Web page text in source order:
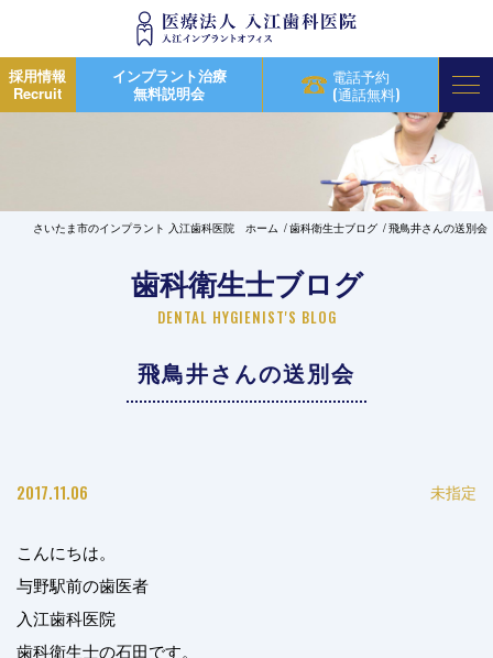
採用情報
Recruit
インプラント治療
無料説明会
電話予約
(通話無料)
さいたま市のインプラント 入江歯科医院 ホーム 歯科衛生士ブログ 飛鳥井さんの送別会
歯科衛生士ブログ
DENTAL HYGIENIST'S BLOG
飛鳥井さんの送別会
2017.11.06 未指定
こんにちは。
与野駅前の歯医者
入江歯科医院
歯科衛生士の石田です。